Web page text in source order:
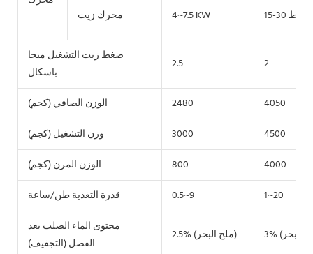
محرك زيت 4~7.5 KW كيلوواط
ضغط زيت التشغيل ميجا
باسكال
2.5 2
الوزن الصافي (كجم) 2480
4050
وزن التشغيل (كجم)
3000
4500
الوزن المرن (كجم)
800
4000
قدرة التغذية طن/ساعة
0.5~9
1~20
محتوى الماء الصلب بعد
الفصل (التجفيف)
2.5% (ملح البحر)